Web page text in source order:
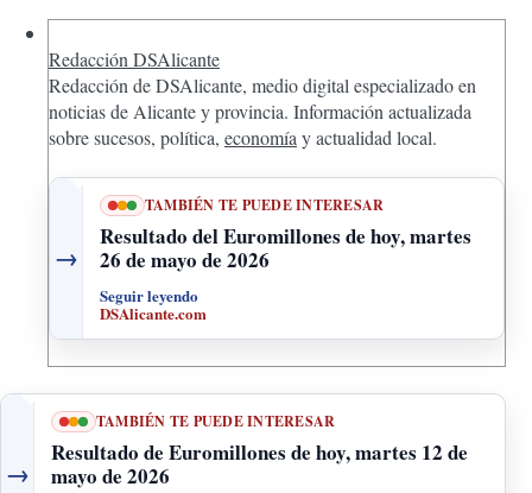
Redacción DSAlicante
Redacción de DSAlicante, medio digital especializado en
noticias de Alicante y provincia. Información actualizada
sobre sucesos, política, economía y actualidad local.
→
TAMBIÉN TE PUEDE INTERESAR
Resultado del Euromillones de hoy, martes
26 de mayo de 2026
Seguir leyendo
DSAlicante.com
→
TAMBIÉN TE PUEDE INTERESAR
Resultado de Euromillones de hoy, martes 12 de
mayo de 2026